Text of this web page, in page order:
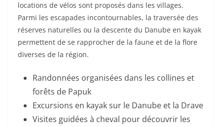
locations de vélos sont proposés dans les villages.
Parmi les escapades incontournables, la traversée des
réserves naturelles ou la descente du Danube en kayak
permettent de se rapprocher de la faune et de la flore
diverses de la région.
Randonnées organisées dans les collines et
forêts de Papuk
Excursions en kayak sur le Danube et la Drave
Visites guidées à cheval pour découvrir les